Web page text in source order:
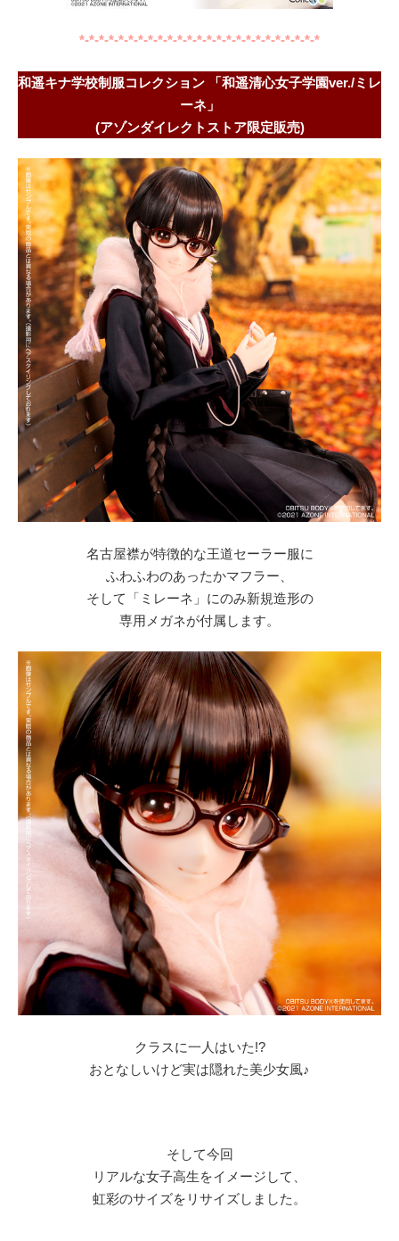
*-*-*-*-*-*-*-*-*-*-*-*-*-*-*-*-*-*-*-*-*-*-*-*-*
和遥キナ学校制服コレクション 「和遥清心女子学園ver./ミレ
ーネ」
(アゾンダイレクトストア限定販売)
名古屋襟が特徴的な王道セーラー服に
ふわふわのあったかマフラー、
そして「ミレーネ」にのみ新規造形の
専用メガネが付属します。
クラスに一人はいた!?
おとなしいけど実は隠れた美少女風♪
そして今回
リアルな女子高生をイメージして、
虹彩のサイズをリサイズしました。